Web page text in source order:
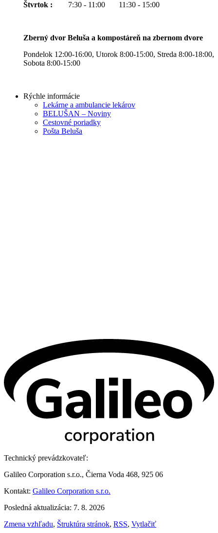
Štvrtok : 7:30 - 11:00 11:30 - 15:00
Zberný dvor Beluša a kompostáreň na zbernom dvore
Pondelok 12:00-16:00, Utorok 8:00-15:00, Streda 8:00-18:00,
Sobota 8:00-15:00
Rýchle informácie
Lekárne a ambulancie lekárov
BELUŠAN – Noviny
Cestovné poriadky
Pošta Beluša
Technický prevádzkovateľ:
Galileo Corporation s.r.o., Čierna Voda 468, 925 06
Kontakt: Galileo Corporation s.r.o.
Posledná aktualizácia: 7. 8. 2026
Zmena vzhľadu, Štruktúra stránok, RSS, Vytlačiť